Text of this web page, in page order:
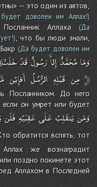
— это один из аятов,
доволен им Аллах!)
Аллаха(Да
, что бы люди знали,
(Да будет доволен им
وَمَامُحَمَّدٌ إِلاَّرَسُولٌقَدْخَلَتْ
مِن قَبْلِهِ الرُّسُلُ أَفإِيْن ﴿
Посланником. До него
он умрет или будет
وَمَنيَنقَلِبْعَلَىعَقِبَيْهِ فَلَن
обратится вспять, тот
же вознаградит
поздно покинете этот
Аллахом в Последней